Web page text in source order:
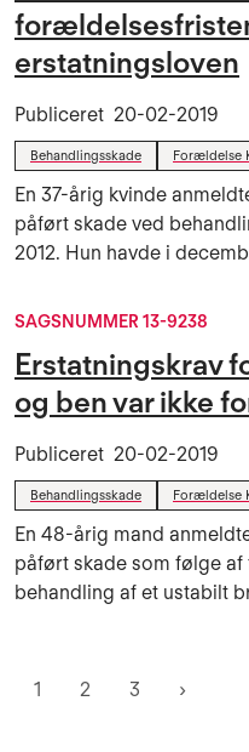
erstatningsloven
Publiceret 20-02-2019
Behandlingsskade Forældelse
En 37-årig kvinde
påført skade ved
2012. Hun havde i
SAGSNUMMER 13-9238
Erstatningskrav
og ben var ikke
Publiceret 20-02-2019
Behandlingsskade Forældelse
En 48-årig mand
påført skade som følge
behandling af et ustabilt
1 2 3